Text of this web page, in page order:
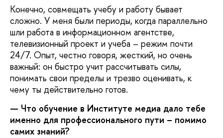
Конечно, совмещать учебу и работу бывает
сложно. У меня были периоды, когда параллельно
шли работа в информационном агентстве,
телевизионный проект и учеба – режим почти
24/7. Опыт, честно говоря, жесткий, но очень
важный: он быстро учит рассчитывать силы,
понимать свои пределы и трезво оценивать, к
чему ты действительно готов.
— Что обучение в Институте медиа дало тебе
именно для профессионального пути – помимо
самих знаний?